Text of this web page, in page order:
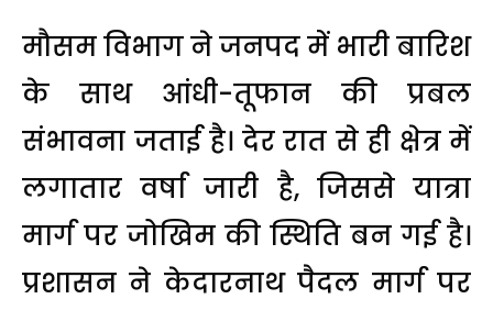
मौसम विभाग ने जनपद में भारी बारिश
के साथ आंधी-तूफान की प्रबल
संभावना जताई है। देर रात से ही क्षेत्र में
लगातार वर्षा जारी है, जिससे यात्रा
मार्ग पर जोखिम की स्थिति बन गई है।
प्रशासन ने केदारनाथ पैदल मार्ग पर